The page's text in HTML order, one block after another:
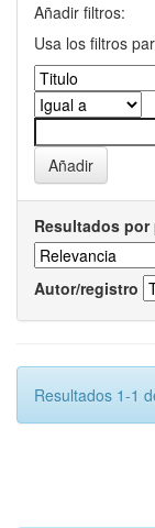
Añadir filtros:
Usa los filtros
Resultados por
Autor/registro
Resultados 1-1